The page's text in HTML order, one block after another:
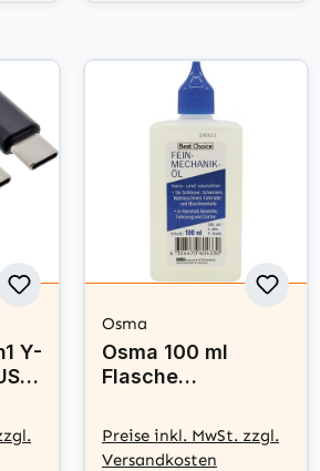
Y-
Osma
Osma 100 ml
Flasche
Nähmaschinenöl
Preise inkl. MwSt. zzgl.
Versandkosten